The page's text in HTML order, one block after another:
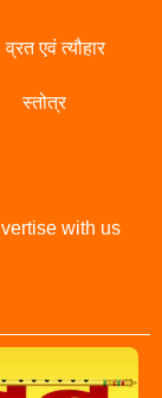
व्रत एवं त्यौहार
स्तोत्र
with us